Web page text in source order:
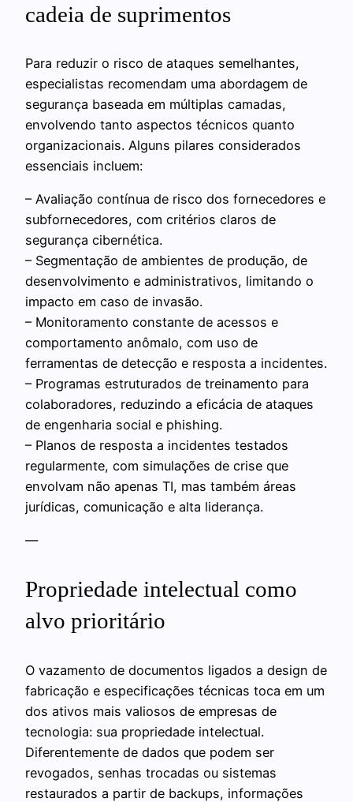
cadeia de suprimentos
Para reduzir o risco de ataques semelhantes,
especialistas recomendam uma abordagem de
segurança baseada em múltiplas camadas,
envolvendo tanto aspectos técnicos quanto
organizacionais. Alguns pilares considerados
essenciais incluem:
– Avaliação contínua de risco dos fornecedores e
subfornecedores, com critérios claros de
segurança cibernética.
– Segmentação de ambientes de produção, de
desenvolvimento e administrativos, limitando o
impacto em caso de invasão.
– Monitoramento constante de acessos e
comportamento anômalo, com uso de
ferramentas de detecção e resposta a incidentes.
– Programas estruturados de treinamento para
colaboradores, reduzindo a eficácia de ataques
de engenharia social e phishing.
– Planos de resposta a incidentes testados
regularmente, com simulações de crise que
envolvam não apenas TI, mas também áreas
jurídicas, comunicação e alta liderança.
—
Propriedade intelectual como
alvo prioritário
O vazamento de documentos ligados a design de
fabricação e especificações técnicas toca em um
dos ativos mais valiosos de empresas de
tecnologia: sua propriedade intelectual.
Diferentemente de dados que podem ser
revogados, senhas trocadas ou sistemas
restaurados a partir de backups, informações